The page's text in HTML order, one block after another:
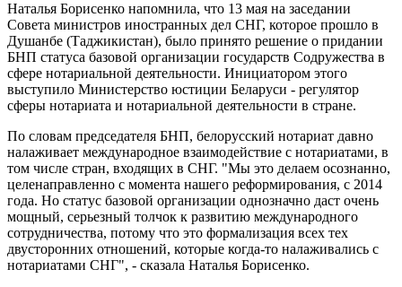
Наталья Борисенко напомнила, что 13 мая на заседании
Совета министров иностранных дел СНГ, которое прошло в
Душанбе (Таджикистан), было принято решение о придании
БНП статуса базовой организации государств Содружества в
сфере нотариальной деятельности. Инициатором этого
выступило Министерство юстиции Беларуси - регулятор
сферы нотариата и нотариальной деятельности в стране.
По словам председателя БНП, белорусский нотариат давно
налаживает международное взаимодействие с нотариатами, в
том числе стран, входящих в СНГ. "Мы это делаем осознанно,
целенаправленно с момента нашего реформирования, с 2014
года. Но статус базовой организации однозначно даст очень
мощный, серьезный толчок к развитию международного
сотрудничества, потому что это формализация всех тех
двусторонних отношений, которые когда-то налаживались с
нотариатами СНГ", - сказала Наталья Борисенко.